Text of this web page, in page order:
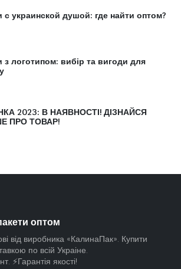
с украинской душой: где найти оптом?
з логотипом: вибір та вигоди для
2023: В НАЯВНОСТІ! ДІЗНАЙСЯ
ПРО ТОВАР!
оптом
від виробника «КалинаПак». Купити
по всій Украіне.
⚡Гарантія якості!